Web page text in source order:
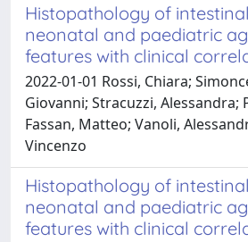
Histopathology of
neonatal and paediatric
features with clinical
2022-01-01 Rossi, Chiara;
Giovanni; Stracuzzi, Alessandra;
Fassan, Matteo; Vanoli,
Vincenzo
Histopathology of
neonatal and paediatric
features with clinical